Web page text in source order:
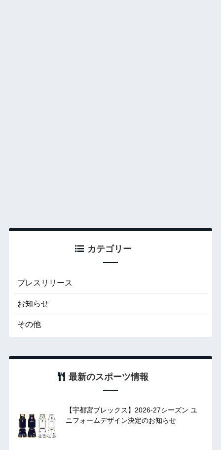
カテゴリー
プレスリリース
お知らせ
その他
最新のスポーツ情報
【宇都宮ブレックス】2026-27シーズン ユ
ニフォームデザイン決定のお知らせ